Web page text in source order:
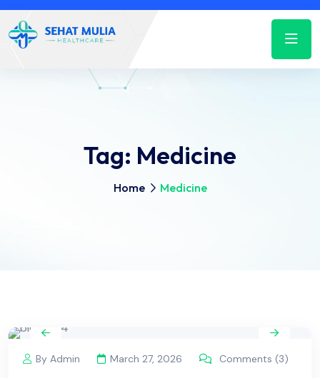
Tag: Medicine
Home Medicine
By Admin March 27, 2026 Comments (3)